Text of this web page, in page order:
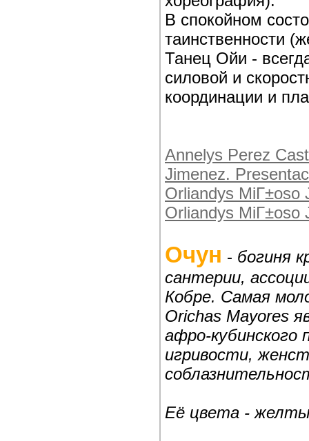
В спокойном
таинственности
Танец Ойи -
силовой и
координации и
Annelys Perez
Jimenez.
Orliandys MiГ±oso
Orliandys MiГ±oso
Очун - богиня
сантерии,
Кобре. Самая
Orichas Mayores
афро-кубинского
игривости,
Её цвета -